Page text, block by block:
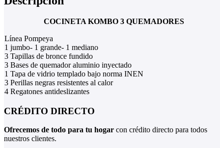
COCINETA KOMBO 3 QUEMADORES
Línea Pompeya
1 jumbo- 1 grande- 1 mediano
3 Tapillas de bronce fundido
3 Bases de quemador aluminio inyectado
1 Tapa de vidrio templado bajo norma INEN
3 Perillas negras resistentes al calor
4 Regatones antideslizantes
CRÉDITO DIRECTO
Ofrecemos de todo para tu hogar con crédito directo para todos
nuestros clientes.